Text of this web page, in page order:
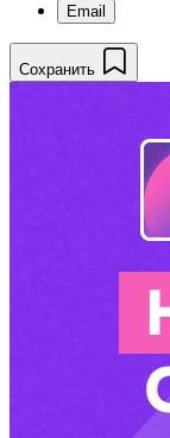
Email
Сохранить